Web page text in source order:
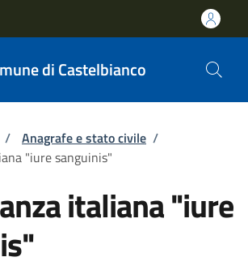
di Castelbianco
pane
/ Anagrafe e stato civile /
"iure sanguinis"
italiana "iure